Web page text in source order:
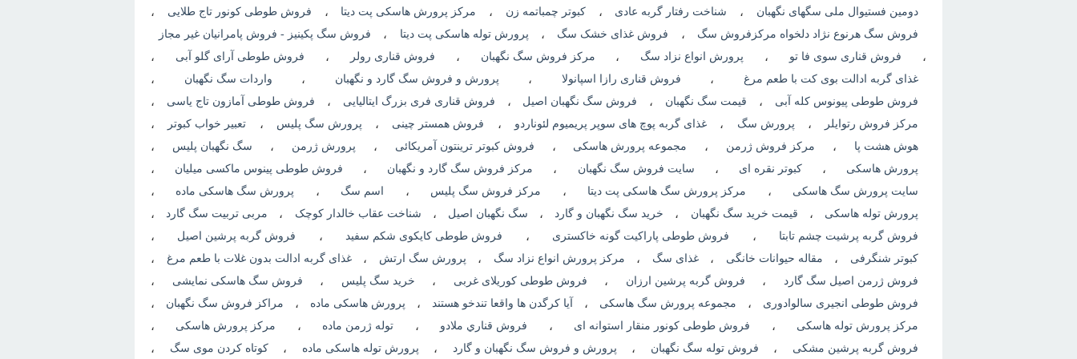
دومین فستیوال ملی سگهای نگهبان ، شناخت رفتار گربه عادی ، کبوتر چمباتمه زن ، مرکز پرورش هاسکی پت دیتا ، فروش طوطی کونور تاج طلایی ،
فروش سگ هرنوع نژاد دلخواه مرکزفروش سگ ، فروش غذای خشک سگ ، پرورش توله هاسکی پت دیتا ، فروش سگ پكينيز - فروش پامرانیان غیر مجاز
، فروش قناری سوی فا تو ، پرورش انواع نزاد سگ ، مرکز فروش سگ نگهبان ، فروش قناری رولر ، فروش طوطی آرای گلو آبی ،
غذای گربه ادالت بوی کت با طعم مرغ ، فروش قناری رازا اسپانولا ، پرورش و فروش سگ گارد و نگهبان ، واردات سگ نگهبان ،
فروش طوطی پیونوس کله آبی ، قیمت سگ نگهبان ، فروش سگ نگهبان اصیل ، فروش قناری فری بزرگ ایتالیایی ، فروش طوطی آمازون تاج یاسی ،
مرکز فروش رتوایلر ، پرورش سگ ، غذای گربه پوچ های سوپر پریمیوم لئوناردو ، فروش همستر چینی ، پرورش سگ پلیس ، تعبیر خواب کبوتر ،
هوش هشت پا ، مرکز فروش ژرمن ، مجموعه پرورش هاسکی ، فروش کبوتر ترینتون آمریکائی ، پرورش ژرمن ، سگ نگهبان پلیس ،
پرورش هاسکی ، کبوتر نقره ای ، سایت فروش سگ نگهبان ، مرکز فروش سگ گارد و نگهبان ، فروش طوطی پینوس ماکسی میلیان ،
سایت پرورش سگ هاسکی ، مرکز پرورش سگ هاسکی پت دیتا ، مرکز فروش سگ پلیس ، اسم سگ ، پرورش سگ هاسکی ماده ،
پرورش توله هاسکی ، قیمت خرید سگ نگهبان ، خرید سگ نگهبان و گارد ، سگ نگهبان اصیل ، شناخت عقاب خالدار کوچک ، مربی تربیت سگ گارد ،
فروش گربه پرشیت چشم تابتا ، فروش طوطی پاراکیت گونه خاکستری ، فروش طوطی کایکوی شکم سفید ، فروش گربه پرشین اصیل ،
کبوتر شنگرفی ، مقاله حیوانات خانگی ، غذای سگ ، مرکز پرورش انواع نزاد سگ ، پرورش سگ ارتش ، غذای گربه ادالت بدون غلات با طعم مرغ ،
فروش ژرمن اصیل سگ گارد ، فروش گربه پرشین ارزان ، فروش طوطی کوریلای غربی ، خرید سگ پلیس ، فروش سگ هاسکی نمایشی ،
فروش طوطی انجیری سالوادوری ، مجموعه پرورش سگ هاسکی ، آیا کرگدن ها واقعا تندخو هستند ، پرورش هاسکی ماده ، مراکز فروش سگ نگهبان ،
مرکز پرورش توله هاسکی ، فروش طوطی کونور منقار استوانه ای ، فروش قناري ملادو ، توله ژرمن ماده ، مرکز پرورش هاسکی ،
فروش گربه پرشین مشکی ، فروش توله سگ نگهبان ، پرورش و فروش سگ نگهبان و گارد ، پرورش توله هاسکی ماده ، کوتاه کردن موی سگ ،